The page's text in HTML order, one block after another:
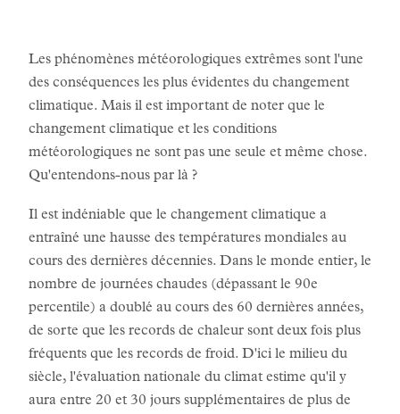
Les phénomènes météorologiques extrêmes sont l'une
des conséquences les plus évidentes du changement
climatique. Mais il est important de noter que le
changement climatique et les conditions
météorologiques ne sont pas une seule et même chose.
Qu'entendons-nous par là ?
Il est indéniable que le changement climatique a
entraîné une hausse des températures mondiales au
cours des dernières décennies. Dans le monde entier, le
nombre de journées chaudes (dépassant le 90e
percentile) a doublé au cours des 60 dernières années,
de sorte que les records de chaleur sont deux fois plus
fréquents que les records de froid. D'ici le milieu du
siècle, l'évaluation nationale du climat estime qu'il y
aura entre 20 et 30 jours supplémentaires de plus de